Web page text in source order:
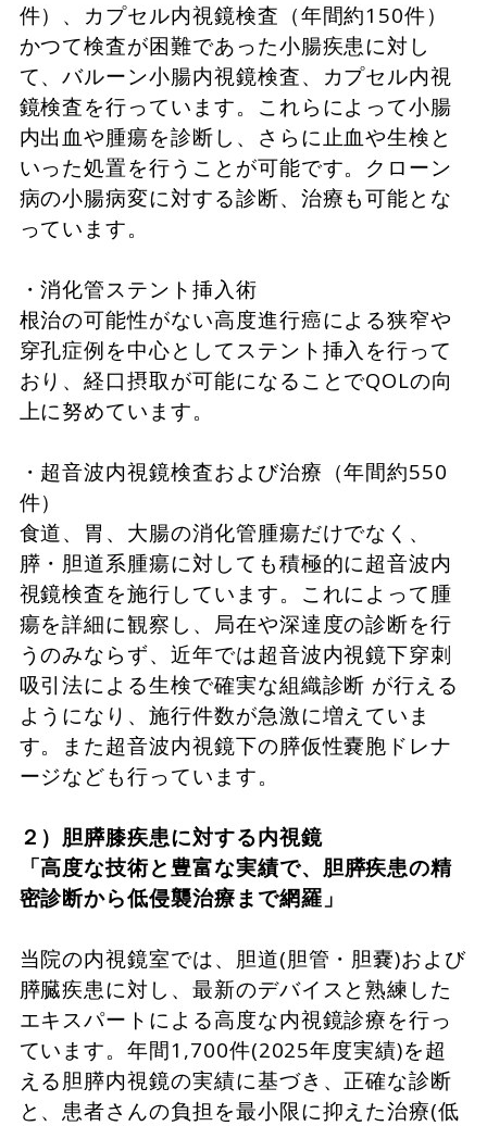
件）、カプセル内視鏡検査（年間約150件）
かつて検査が困難であった小腸疾患に対し
て、バルーン小腸内視鏡検査、カプセル内視
鏡検査を行っています。これらによって小腸
内出血や腫瘍を診断し、さらに止血や生検と
いった処置を行うことが可能です。クローン
病の小腸病変に対する診断、治療も可能とな
っています。
・消化管ステント挿入術
根治の可能性がない高度進行癌による狭窄や
穿孔症例を中心としてステント挿入を行って
おり、経口摂取が可能になることでQOLの向
上に努めています。
・超音波内視鏡検査および治療（年間約550
件）
食道、胃、大腸の消化管腫瘍だけでなく、
膵・胆道系腫瘍に対しても積極的に超音波内
視鏡検査を施行しています。これによって腫
瘍を詳細に観察し、局在や深達度の診断を行
うのみならず、近年では超音波内視鏡下穿刺
吸引法による生検で確実な組織診断 が行える
ようになり、施行件数が急激に増えていま
す。また超音波内視鏡下の膵仮性嚢胞ドレナ
ージなども行っています。
２）胆膵膝疾患に対する内視鏡
「高度な技術と豊富な実績で、胆膵疾患の精
密診断から低侵襲治療まで網羅」
当院の内視鏡室では、胆道(胆管・胆嚢)および
膵臓疾患に対し、最新のデバイスと熟練した
エキスパートによる高度な内視鏡診療を行っ
ています。年間1,700件(2025年度実績)を超
える胆膵内視鏡の実績に基づき、正確な診断
と、患者さんの負担を最小限に抑えた治療(低